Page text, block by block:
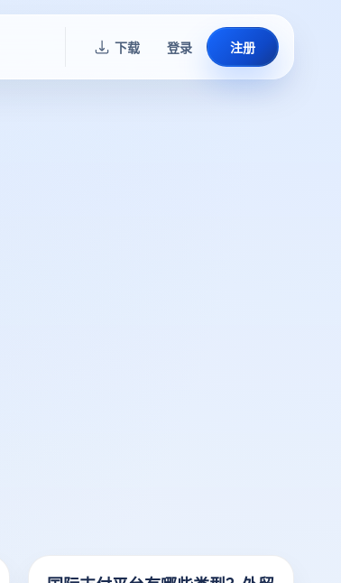
下载 登录 注册